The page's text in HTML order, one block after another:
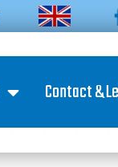
Contact &